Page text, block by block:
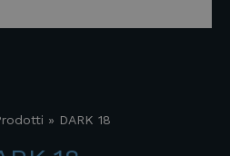
» DARK 18